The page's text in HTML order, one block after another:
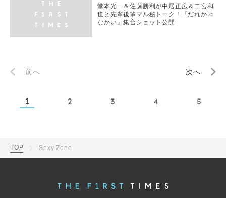
堂本光一＆佐藤勝利が中居正広＆二宮和
也と先輩後輩マル秘トーク！『だれかto
なかい』集合ショット公開
前へ 次へ
1 2 3 4 5
TOP Sexy Zone